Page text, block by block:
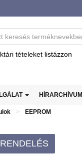
tételeket listázzon
HÍRARCHÍVUM
EEPROM
RENDELÉS